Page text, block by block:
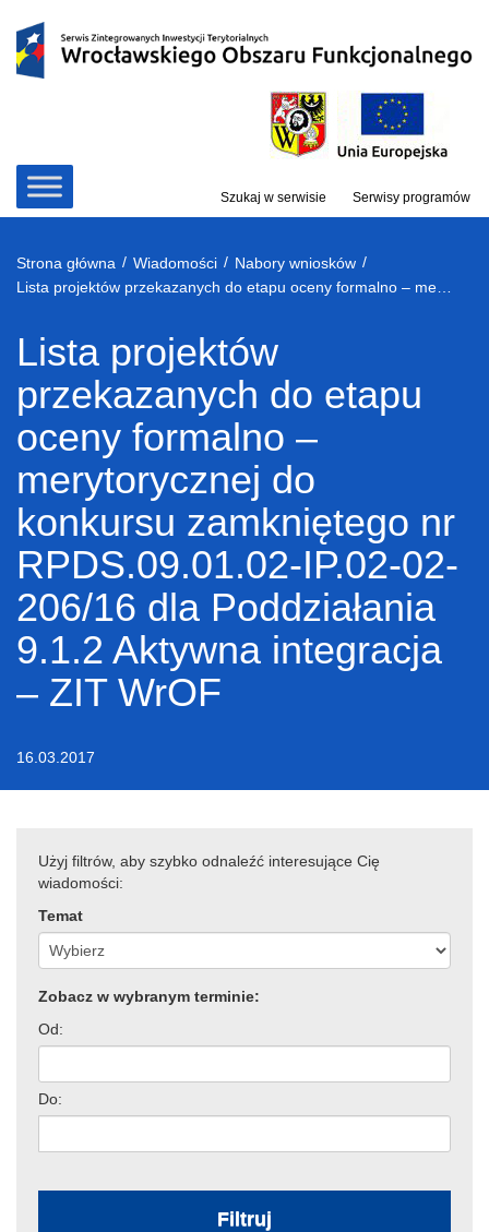
treści
Szukaj w serwisie Serwisy programów
Strona główna / Wiadomości / Nabory wniosków /
Lista projektów
przekazanych do etapu
oceny formalno –
merytorycznej do
konkursu zamkniętego nr
RPDS.09.01.02-IP.02-02-
206/16 dla Poddziałania
9.1.2 Aktywna integracja
– ZIT WrOF
16.03.2017
Użyj filtrów, aby szybko odnaleźć interesujące Cię
wiadomości:
Temat
Zobacz w wybranym terminie:
Od:
Do:
Filtruj